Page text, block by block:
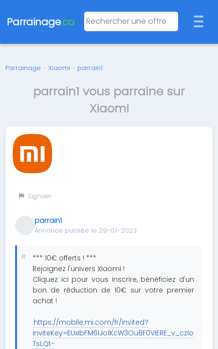
Parrainage.co
Parrainage › Xiaomi › parrain1
parrain1 vous parraine sur
Xiaomi
Signaler
parrain1
Annonce publiée le 29-07-2023
*** 10€ offerts ! ***
Rejoignez l'univers Xiaomi !
Cliquez ici pour vous inscrire, bénéficiez d'un
bon de réduction de 10€ sur votre premier
achat !
https://mobile.mi.com/fr/invited?
inviteKey=EUxIbFM6IJo1KcW3Ou8F0VIERE_v_czIo
TsLQt-